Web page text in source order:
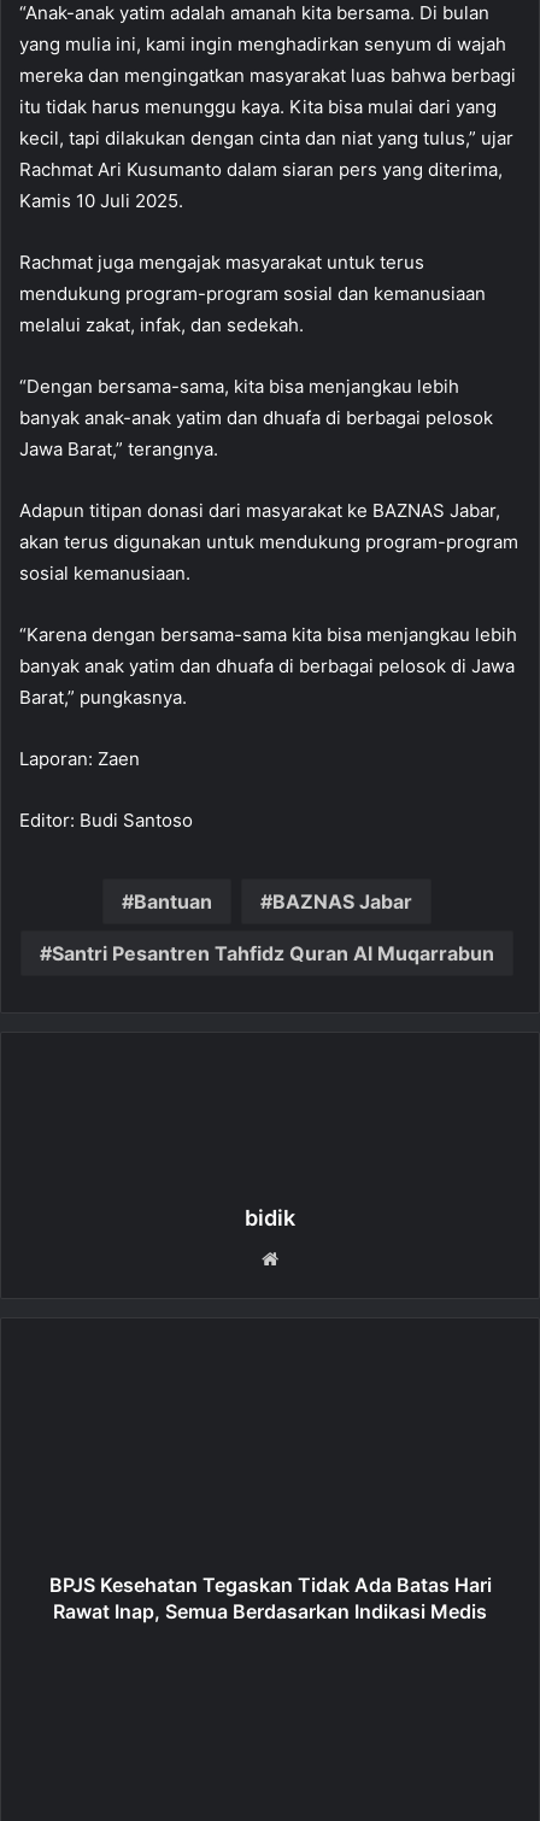
“Anak-anak yatim adalah amanah kita bersama. Di bulan
yang mulia ini, kami ingin menghadirkan senyum di wajah
mereka dan mengingatkan masyarakat luas bahwa berbagi
itu tidak harus menunggu kaya. Kita bisa mulai dari yang
kecil, tapi dilakukan dengan cinta dan niat yang tulus,” ujar
Rachmat Ari Kusumanto dalam siaran pers yang diterima,
Kamis 10 Juli 2025.
Rachmat juga mengajak masyarakat untuk terus
mendukung program-program sosial dan kemanusiaan
melalui zakat, infak, dan sedekah.
“Dengan bersama-sama, kita bisa menjangkau lebih
banyak anak-anak yatim dan dhuafa di berbagai pelosok
Jawa Barat,” terangnya.
Adapun titipan donasi dari masyarakat ke BAZNAS Jabar,
akan terus digunakan untuk mendukung program-program
sosial kemanusiaan.
“Karena dengan bersama-sama kita bisa menjangkau lebih
banyak anak yatim dan dhuafa di berbagai pelosok di Jawa
Barat,” pungkasnya.
Laporan: Zaen
Editor: Budi Santoso
Bantuan BAZNAS Jabar
Santri Pesantren Tahfidz Quran Al Muqarrabun
bidik
BPJS Kesehatan Tegaskan Tidak Ada Batas Hari
Rawat Inap, Semua Berdasarkan Indikasi Medis